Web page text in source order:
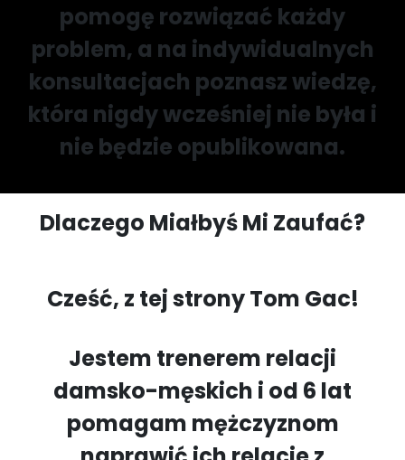
pomogę rozwiązać każdy
problem, a na indywidualnych
konsultacjach poznasz wiedzę,
która nigdy wcześniej nie była i
nie będzie opublikowana.
Dlaczego Miałbyś Mi Zaufać?
Cześć, z tej strony Tom Gac!
Jestem trenerem relacji
damsko-męskich i od 6 lat
pomagam mężczyznom